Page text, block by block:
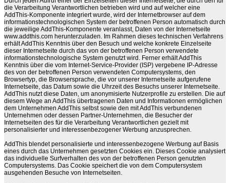
die Verarbeitung Verantwortlichen betrieben wird und auf welcher eine
AddThis-Komponente integriert wurde, wird der Internetbrowser auf dem
informationstechnologischen System der betroffenen Person automatisch durch
die jeweilige AddThis-Komponente veranlasst, Daten von der Internetseite
www.addthis.com herunterzuladen. Im Rahmen dieses technischen Verfahrens
erhält AddThis Kenntnis über den Besuch und welche konkrete Einzelseite
dieser Internetseite durch das von der betroffenen Person verwendete
informationstechnologische System genutzt wird. Ferner erhält AddThis
Kenntnis über die vom Internet-Service-Provider (ISP) vergebene IP-Adresse
des von der betroffenen Person verwendeten Computersystems, den
Browsertyp, die Browsersprache, die vor unserer Internetseite aufgerufene
Internetseite, das Datum sowie die Uhrzeit des Besuchs unserer Internetseite.
AddThis nutzt diese Daten, um anonymisierte Nutzerprofile zu erstellen. Die auf
diesem Wege an AddThis übertragenen Daten und Informationen ermöglichen
dem Unternehmen AddThis selbst sowie den mit AddThis verbundenen
Unternehmen oder dessen Partner-Unternehmen, die Besucher der
Internetseiten des für die Verarbeitung Verantwortlichen gezielt mit
personalisierter und interessenbezogener Werbung anzusprechen.
AddThis blendet personalisierte und interessenbezogene Werbung auf Basis
eines durch das Unternehmen gesetzten Cookies ein. Dieses Cookie analysiert
das individuelle Surfverhalten des von der betroffenen Person genutzten
Computersystems. Das Cookie speichert die von dem Computersystem
ausgehenden Besuche von Internetseiten.